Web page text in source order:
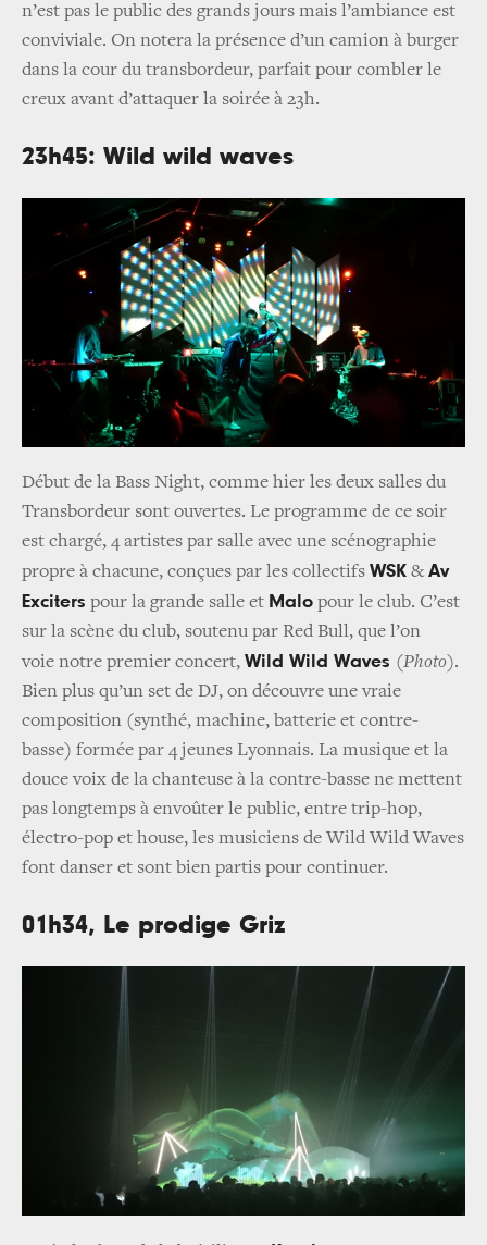
n’est pas le public des grands jours mais l’ambiance est
conviviale. On notera la présence d’un camion à burger
dans la cour du transbordeur, parfait pour combler le
creux avant d’attaquer la soirée à 23h.
23h45: Wild wild waves
Début de la Bass Night, comme hier les deux salles du
Transbordeur sont ouvertes. Le programme de ce soir
est chargé, 4 artistes par salle avec une scénographie
propre à chacune, conçues par les collectifs WSK & Av
Exciters pour la grande salle et Malo pour le club. C’est
sur la scène du club, soutenu par Red Bull, que l’on
voie notre premier concert, Wild Wild Waves (Photo).
Bien plus qu’un set de DJ, on découvre une vraie
composition (synthé, machine, batterie et contre-
basse) formée par 4 jeunes Lyonnais. La musique et la
douce voix de la chanteuse à la contre-basse ne mettent
pas longtemps à envoûter le public, entre trip-hop,
électro-pop et house, les musiciens de Wild Wild Waves
font danser et sont bien partis pour continuer.
01h34, Le prodige Griz